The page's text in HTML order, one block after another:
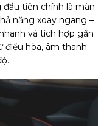
tiên chính là màn
năng xoay ngang –
và tích hợp gần
điều hòa, âm thanh